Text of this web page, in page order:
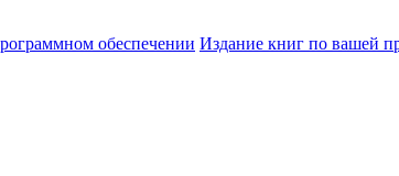
обеспечении Издание книг по вашей